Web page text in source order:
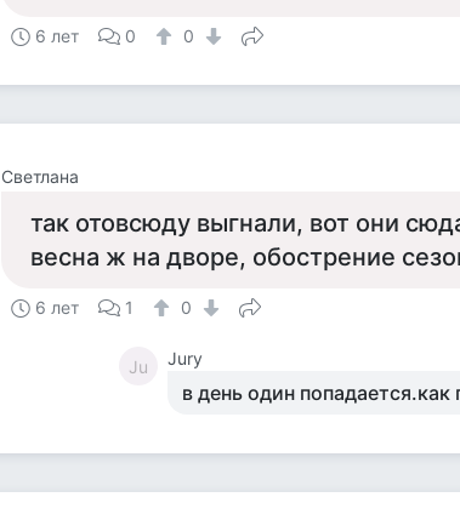
6 лет 0 0
Светлана
так отовсюду выгнали, вот они
весна ж на дворе, обострение
6 лет 1 0
Ju Jury
в день один попадается.как